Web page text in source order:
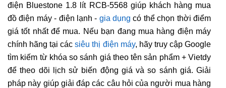
điện Bluestone 1.8 lít RCB-5568 giúp khách hàng mua
đồ điện máy - điện lạnh - gia dụng có thể chọn thời điểm
giá tốt nhất để mua. Nếu bạn đang mua hàng điện máy
chính hãng tại cácsiêu thị điện máy, hãy truy cập Google
tìm kiếm từ khóa so sánh giá theo tên sản phẩm + Vietdy
để theo dõi lịch sử biến động giá và so sánh giá. Giải
pháp này giúp giải đáp các câu hỏi của người mua hàng